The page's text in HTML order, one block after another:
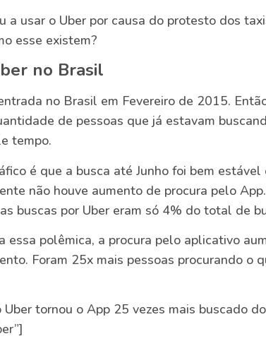
a usar o Uber por causa do protesto dos
esse existem?
no Brasil
no Brasil em Fevereiro de 2015.
de pessoas que já estavam
tempo.
é que a busca até Junho foi bem
não houve aumento de procura pelo
buscas por Uber eram só 4% do total de
essa polêmica, a procura pelo aplicativo
Foram 25x mais pessoas procurando o
tornou o App 25 vezes mais buscado